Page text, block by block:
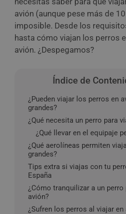
avión (aunque pese más de
imposible. Desde los
hasta cómo viajan los perros
avión. ¿Despegamos?
Índice de
¿Pueden viajar los perros en
grandes?
¿Qué necesita un perro para
¿Qué llevar en el equipaje
¿Qué aerolíneas permiten
grandes?
Tips extra si viajas con tu
España
¿Cómo tranquilizar a un perro
avión?
¿Sufren los perros al viajar en